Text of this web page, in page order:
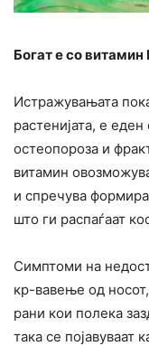
Богат е со витамин
Истражувањата
растенијата, е
остеопороза и
витамин
и спречува
што ги распаѓаат
Симптоми на
кр-вавење од
рани кои полека
така се појавуваат